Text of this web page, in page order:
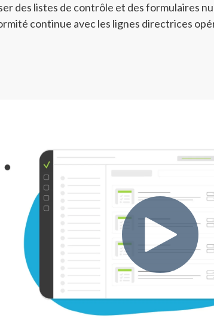
des listes de contrôle et des formulaires
continue avec les lignes directrices